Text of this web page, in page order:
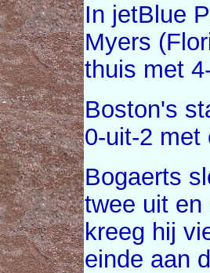
In jetBlue
Myers
thuis met
Boston's
0-uit-2 met
Bogaerts
twee uit en
kreeg hij
einde aan